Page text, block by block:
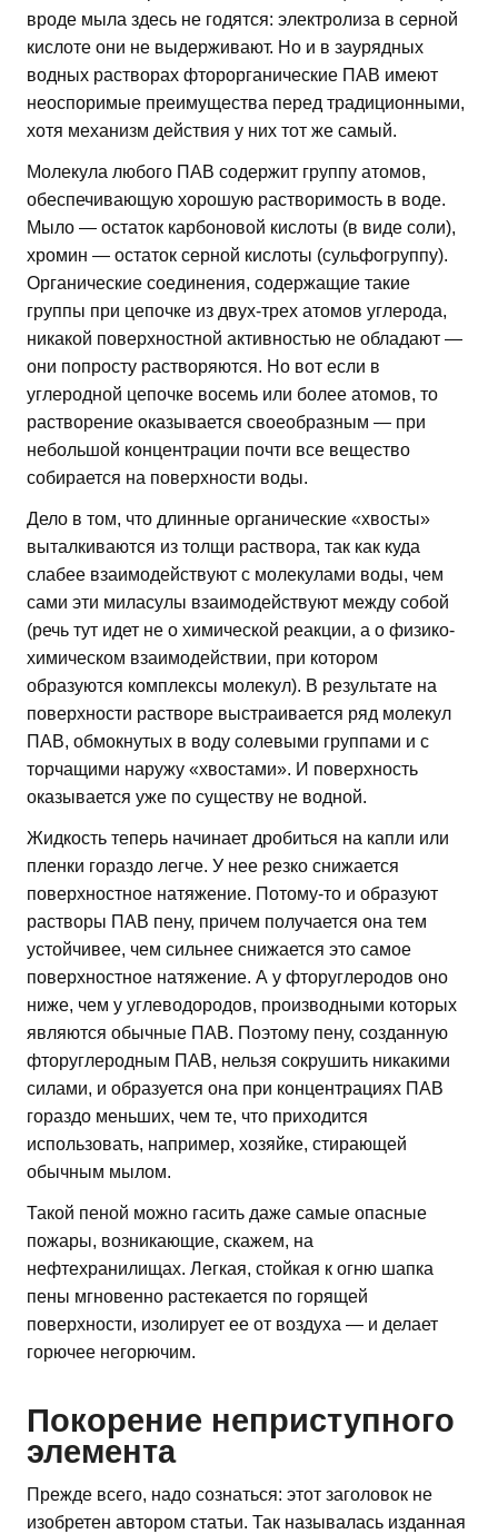
вроде мыла здесь не годятся: электролиза в серной
кислоте они не выдерживают. Но и в заурядных
водных растворах фторорганические ПАВ имеют
неоспоримые преимущества перед традиционными,
хотя механизм действия у них тот же самый.
Молекула любого ПАВ содержит группу атомов,
обеспечивающую хорошую растворимость в воде.
Мыло — остаток карбоновой кислоты (в виде соли),
хромин — остаток серной кислоты (сульфогруппу).
Органические соединения, содержащие такие
группы при цепочке из двух-трех атомов углерода,
никакой поверхностной активностью не обладают —
они попросту растворяются. Но вот если в
углеродной цепочке восемь или более атомов, то
растворение оказывается своеобразным — при
небольшой концентрации почти все вещество
собирается на поверхности воды.
Дело в том, что длинные органические «хвосты»
выталкиваются из толщи раствора, так как куда
слабее взаимодействуют с молекулами воды, чем
сами эти миласулы взаимодействуют между собой
(речь тут идет не о химической реакции, а о физико-
химическом взаимодействии, при котором
образуются комплексы молекул). В результате на
поверхности растворе выстраивается ряд молекул
ПАВ, обмокнутых в воду солевыми группами и с
торчащими наружу «хвостами». И поверхность
оказывается уже по существу не водной.
Жидкость теперь начинает дробиться на капли или
пленки гораздо легче. У нее резко снижается
поверхностное натяжение. Потому-то и образуют
растворы ПАВ пену, причем получается она тем
устойчивее, чем сильнее снижается это самое
поверхностное натяжение. А у фторуглеродов оно
ниже, чем у углеводородов, производными которых
являются обычные ПАВ. Поэтому пену, созданную
фторуглеродным ПАВ, нельзя сокрушить никакими
силами, и образуется она при концентрациях ПАВ
гораздо меньших, чем те, что приходится
использовать, например, хозяйке, стирающей
обычным мылом.
Такой пеной можно гасить даже самые опасные
пожары, возникающие, скажем, на
нефтехранилищах. Легкая, стойкая к огню шапка
пены мгновенно растекается по горящей
поверхности, изолирует ее от воздуха — и делает
горючее негорючим.
Покорение неприступного
элемента
Прежде всего, надо сознаться: этот заголовок не
изобретен автором статьи. Так называлась изданная